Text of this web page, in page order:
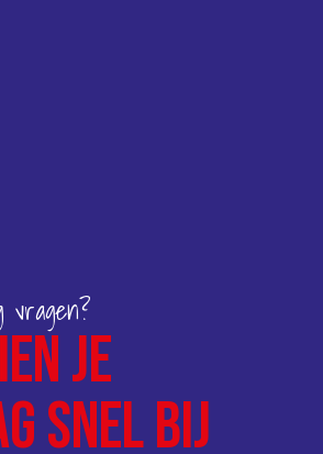
vragen?
je
snel bij